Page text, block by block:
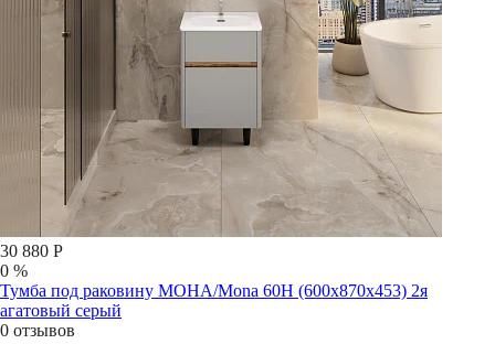
30 880 Р
0 %
Тумба под раковину МОНА/Mona 60Н (600х870х453) 2я
агатовый серый
0 отзывов